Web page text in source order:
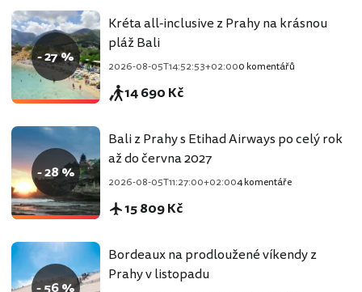
- 27 %
Kréta all-inclusive z Prahy na krásnou
pláž Bali
2026-08-05T14:52:53+02:000 komentářů
14 690 Kč
- 28 %
Bali z Prahy s Etihad Airways po celý rok
až do června 2027
2026-08-05T11:27:00+02:004 komentáře
15 809 Kč
Bordeaux na prodloužené víkendy z
Prahy v listopadu